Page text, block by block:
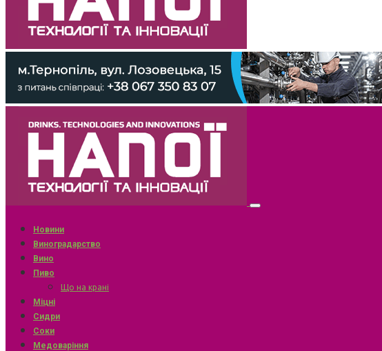
Новини
Виноградарство
Вино
Пиво
Що на крані
Міцні
Сидри
Соки
Медоваріння